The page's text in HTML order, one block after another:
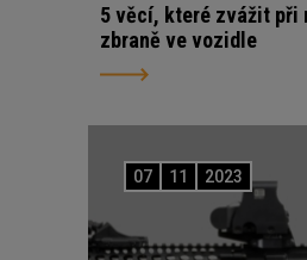
5 věcí, které zvážit při
zbraně ve vozidle
07 11 2023